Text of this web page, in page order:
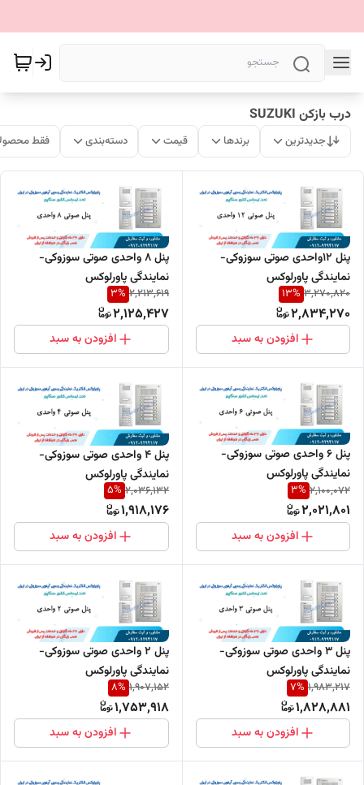
درب بازکن SUZUKI
جدیدترین برندها قیمت دسته‌بندی فقط
پنل 12واحدی صوتی سوزوکی-
نمایندگی پاورلوکس
3,270,820
13%
2,834,270
افزودن به سبد
پنل 8 واحدی صوتی سوزوکی-
نمایندگی پاورلوکس
2,213,619
3%
2,125,427
افزودن به سبد
پنل 6 واحدی صوتی سوزوکی-
نمایندگی پاورلوکس
2,100,072
3%
2,021,801
افزودن به سبد
پنل 4 واحدی صوتی سوزوکی-
نمایندگی پاورلوکس
2,036,132
5%
1,918,176
افزودن به سبد
پنل 3 واحدی صوتی سوزوکی-
نمایندگی پاورلوکس
1,983,217
7%
1,828,881
افزودن به سبد
پنل 2 واحدی صوتی سوزوکی-
نمایندگی پاورلوکس
1,907,152
8%
1,753,918
افزودن به سبد